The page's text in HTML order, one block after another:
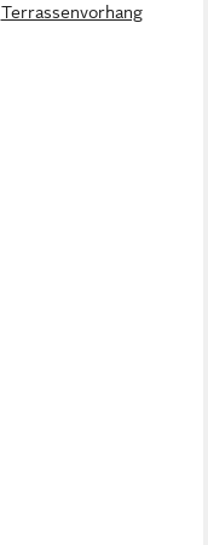
Terrassenvorhang